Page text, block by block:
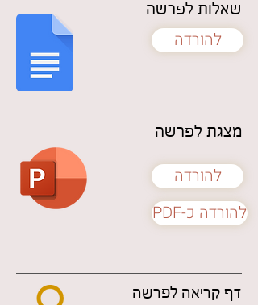
שאלות לפרשה
להורדה
מצגת לפרשה
להורדה
PDF-להורדה כ
דף קריאה לפרשה